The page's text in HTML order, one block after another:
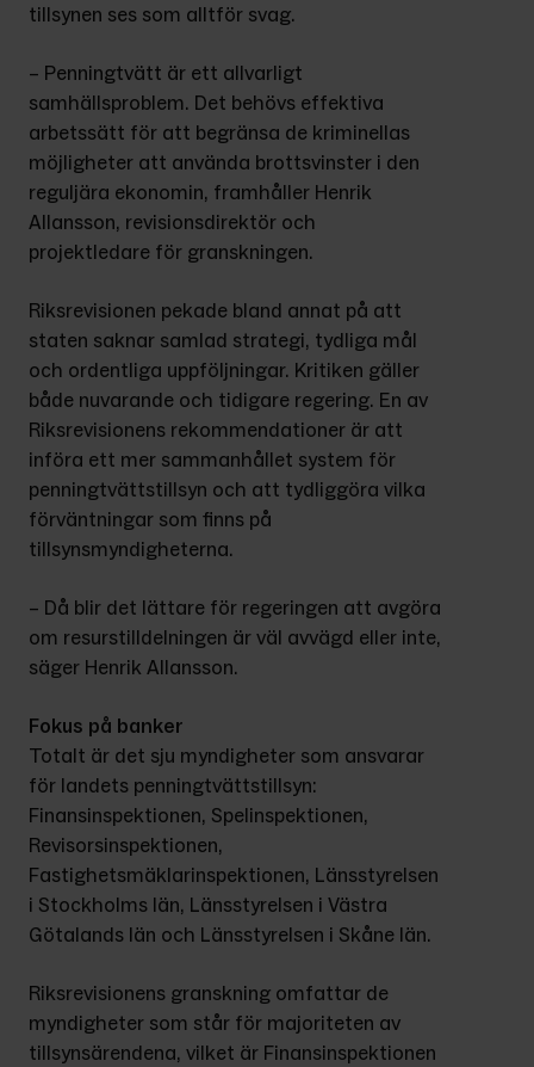
tillsynen ses som alltför svag.
– Penningtvätt är ett allvarligt
samhällsproblem. Det behövs effektiva
arbetssätt för att begränsa de kriminellas
möjligheter att använda brottsvinster i den
reguljära ekonomin, framhåller Henrik
Allansson, revisionsdirektör och
projektledare för granskningen.
Riksrevisionen pekade bland annat på att
staten saknar samlad strategi, tydliga mål
och ordentliga uppföljningar. Kritiken gäller
både nuvarande och tidigare regering. En av
Riksrevisionens rekommendationer är att
införa ett mer sammanhållet system för
penningtvättstillsyn och att tydliggöra vilka
förväntningar som finns på
tillsynsmyndigheterna.
– Då blir det lättare för regeringen att avgöra
om resurstilldelningen är väl avvägd eller inte,
säger Henrik Allansson.
Fokus på banker
Totalt är det sju myndigheter som ansvarar
för landets penningtvättstillsyn:
Finansinspektionen, Spelinspektionen,
Revisorsinspektionen,
Fastighetsmäklarinspektionen, Länsstyrelsen
i Stockholms län, Länsstyrelsen i Västra
Götalands län och Länsstyrelsen i Skåne län.
Riksrevisionens granskning omfattar de
myndigheter som står för majoriteten av
tillsynsärendena, vilket är Finansinspektionen